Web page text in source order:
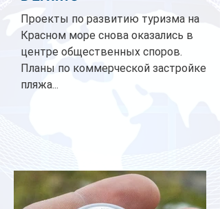
Проекты по развитию туризма на
Красном море снова оказались в
центре общественных споров.
Планы по коммерческой застройке
пляжа...